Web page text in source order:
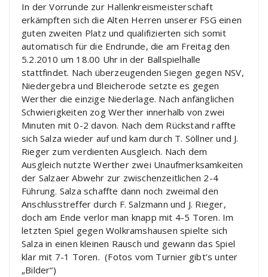
In der Vorrunde zur Hallenkreismeisterschaft
erkämpften sich die Alten Herren unserer FSG einen
guten zweiten Platz und qualifizierten sich somit
automatisch für die Endrunde, die am Freitag den
5.2.2010 um 18.00 Uhr in der Ballspielhalle
stattfindet. Nach überzeugenden Siegen gegen NSV,
Niedergebra und Bleicherode setzte es gegen
Werther die einzige Niederlage. Nach anfänglichen
Schwierigkeiten zog Werther innerhalb von zwei
Minuten mit 0-2 davon. Nach dem Rückstand raffte
sich Salza wieder auf und kam durch T. Söllner und J.
Rieger zum verdienten Ausgleich. Nach dem
Ausgleich nutzte Werther zwei Unaufmerksamkeiten
der Salzaer Abwehr zur zwischenzeitlichen 2-4
Führung. Salza schaffte dann noch zweimal den
Anschlusstreffer durch F. Salzmann und J. Rieger,
doch am Ende verlor man knapp mit 4-5 Toren. Im
letzten Spiel gegen Wolkramshausen spielte sich
Salza in einen kleinen Rausch und gewann das Spiel
klar mit 7-1 Toren. (Fotos vom Turnier gibt’s unter
„Bilder“)